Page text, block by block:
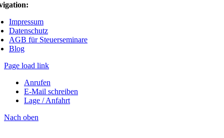
Impressum
Datenschutz
AGB für Steuerseminare
Blog
Page load link
Anrufen
E-Mail schreiben
Lage / Anfahrt
Nach oben